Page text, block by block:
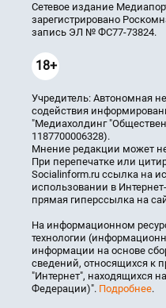
Сетевое издание
зарегистрировано
запись ЭЛ № ФС77-73824.
18+
Учредитель: Автономная
содействия
"Медиахолдинг
1187700006328).
Мнение редакции может
При перепечатке или
Socialinform.ru ссылка на
использовании в
прямая гиперссылка на
На информационном
технологии
информации на основе
сведений, относящихся к
"Интернет", находящихся
Федерации)". Подробнее.